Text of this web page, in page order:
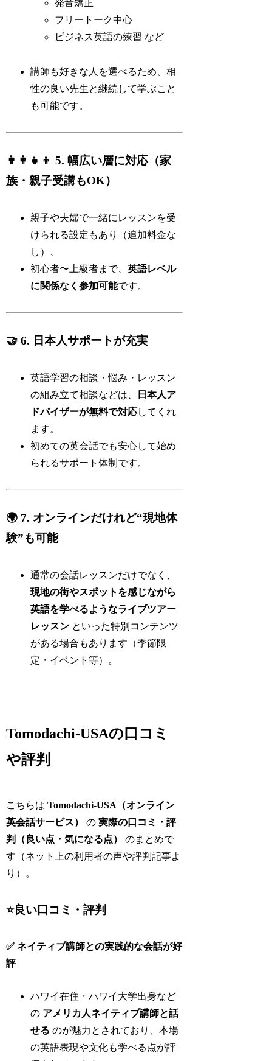
発音矯正
フリートーク中心
ビジネス英語の練習 など
講師も好きな人を選べるため、相
性の良い先生と継続して学ぶこと
も可能です。
👨‍👩‍👧‍👦 5. 幅広い層に対応（家
族・親子受講もOK）
親子や夫婦で一緒にレッスンを受
けられる設定もあり（追加料金な
し）、
初心者〜上級者まで、英語レベル
に関係なく参加可能です。
🤝 6. 日本人サポートが充実
英語学習の相談・悩み・レッスン
の組み立て相談などは、
日本人ア
ドバイザーが無料で対応してくれ
ます。
初めての英会話でも安心して始め
られるサポート体制です。
🌍 7. オンラインだけれど“現地体
験”も可能
通常の会話レッスンだけでなく、
現地の街やスポットを感じながら
英語を学べるようなライブツアー
レッスン といった特別コンテンツ
がある場合もあります（季節限
定・イベント等）。
Tomodachi-USAの口コミ
や評判
こちらはTomodachi‑USA（オンライン
英会話サービス）
の実際の口コミ・評
判（良い点・気になる点）
のまとめで
す（ネット上の利用者の声や評判記事よ
り）。
⭐良い口コミ・評判
✅ ネイティブ講師との実践的な会話が好
評
ハワイ在住・ハワイ大学出身など
の アメリカ人ネイティブ講師と話
せる のが魅力とされており、本場
の英語表現や文化も学べる点が評